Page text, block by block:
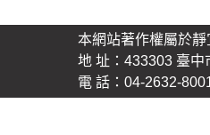
本網站著作權屬於
地 址：433303 臺
電 話：04-2632-